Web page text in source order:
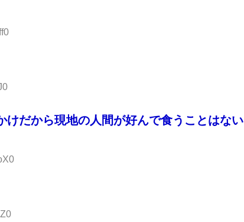
だから現地の人間が好んで食うことはない